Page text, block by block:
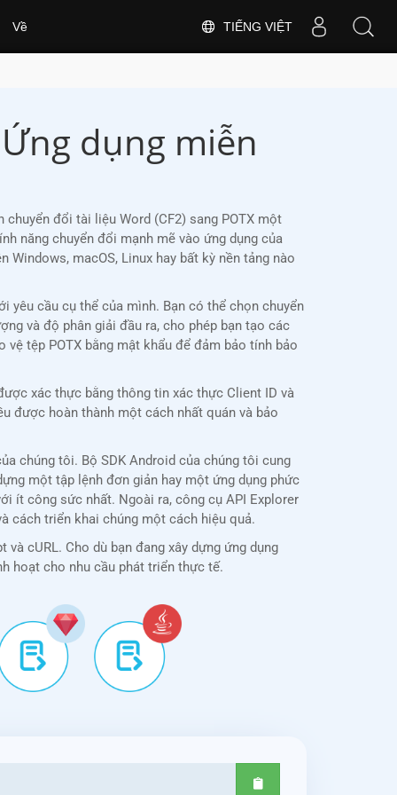
TIẾNG VIỆT
Về
dụng miễn
đổi tài liệu Word (CF2) sang POTX một
năng chuyển đổi mạnh mẽ vào ứng dụng của
macOS, Linux hay bất kỳ nền tảng nào
yêu cầu cụ thể của mình. Bạn có thể chọn chuyển
và độ phân giải đầu ra, cho phép bạn tạo các
tệp POTX bằng mật khẩu để đảm bảo tính bảo
xác thực bằng thông tin xác thực Client ID và
được hoàn thành một cách nhất quán và bảo
chúng tôi. Bộ SDK Android của chúng tôi cung
một tập lệnh đơn giản hay một ứng dụng phức
ít công sức nhất. Ngoài ra, công cụ API Explorer
cách triển khai chúng một cách hiệu quả.
và cURL. Cho dù bạn đang xây dựng ứng dụng
hoạt cho nhu cầu phát triển thực tế.